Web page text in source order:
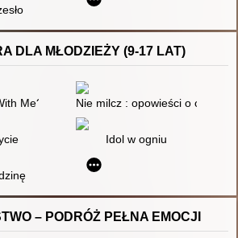
DLA MŁODZIEŻY (9-17 LAT)
Me? Nie milcz : opowieści o
Idol w ogniu
– PODRÓŻ PEŁNA EMOCJI